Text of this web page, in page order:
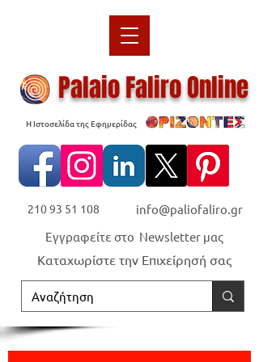
Palaio Faliro Online
Η Ιστοσελίδα της Εφημερίδας
210 93 51 108 info@paliofaliro.gr
Καταχωρίστε την Επιχείρησή σας
Εγγραφείτε στο Newsletter μας